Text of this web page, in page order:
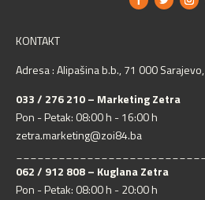
KONTAKT
Adresa : Alipašina b.b., 71 000 Sarajevo,
033 / 276 210 – Marketing Zetra
Pon - Petak: 08:00 h - 16:00 h
zetra.marketing@zoi84.ba
062 / 912 808 – Kuglana Zetra
Pon - Petak: 08:00 h - 20:00 h